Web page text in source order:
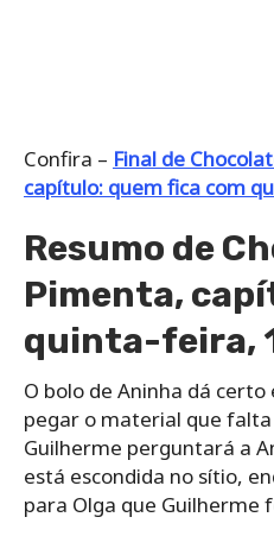
Confira – Final de
capítulo: quem fica com
Resumo de
Pimenta,
quinta-feira,
O bolo de Aninha dá
pegar o material que
Guilherme perguntará a
está escondida no sítio,
para Olga que Guilherme